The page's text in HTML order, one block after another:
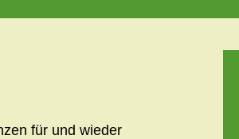
für und wieder